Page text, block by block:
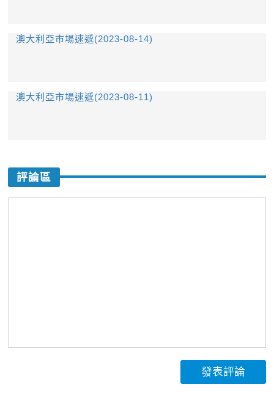
澳大利亞市場速遞(2023-08-14)
澳大利亞市場速遞(2023-08-11)
評論區
發表評論